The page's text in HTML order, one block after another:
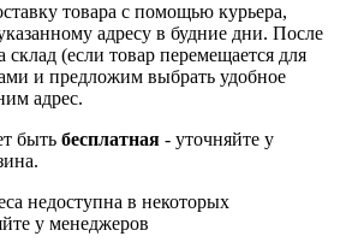
товара с помощью курьера,
адресу в будние дни. После
склад (если товар перемещается для
и предложим выбрать удобное
адрес.
быть бесплатная - уточняйте у
недоступна в некоторых
у менеджеров